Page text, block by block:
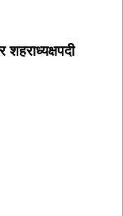
शहराध्यक्षपदी